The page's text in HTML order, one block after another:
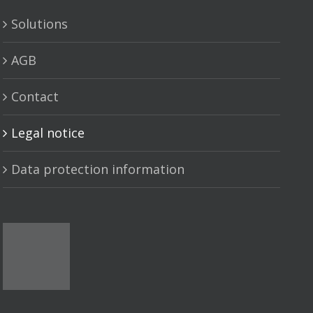
Solutions
AGB
Contact
Legal notice
Data protection information